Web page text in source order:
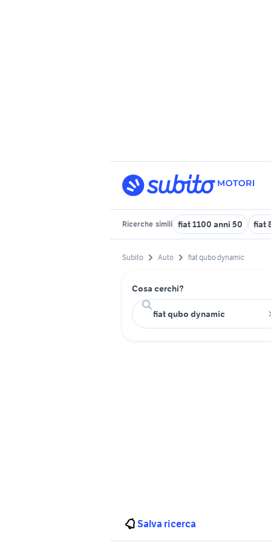
Ricerche simili fiat 1100 anni 50 fiat
Subito Auto fiat qubo dynamic
Cosa cerchi?
Salva ricerca